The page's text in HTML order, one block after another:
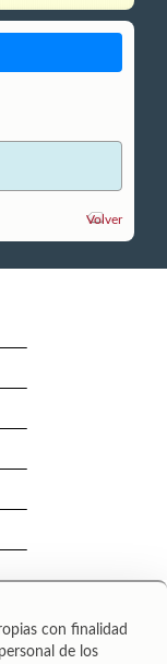
Volver
con finalidad
de los